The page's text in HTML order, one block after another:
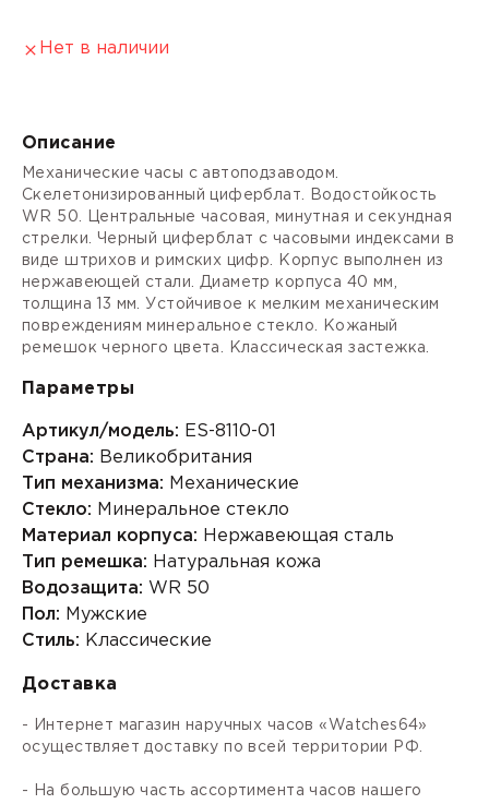
Нет в наличии
Описание
Механические часы с автоподзаводом.
Скелетонизированный циферблат. Водостойкость
WR 50. Центральные часовая, минутная и секундная
стрелки. Черный циферблат с часовыми индексами в
виде штрихов и римских цифр. Корпус выполнен из
нержавеющей стали. Диаметр корпуса 40 мм,
толщина 13 мм. Устойчивое к мелким механическим
повреждениям минеральное стекло. Кожаный
ремешок черного цвета. Классическая застежка.
Параметры
Артикул/модель: ES-8110-01
Страна: Великобритания
Тип механизма: Механические
Стекло: Минеральное стекло
Материал корпуса: Нержавеющая сталь
Тип ремешка: Натуральная кожа
Водозащита: WR 50
Пол: Мужские
Стиль: Классические
Доставка
- Интернет магазин наручных часов «Watches64»
осуществляет доставку по всей территории РФ.
- На большую часть ассортимента часов нашего